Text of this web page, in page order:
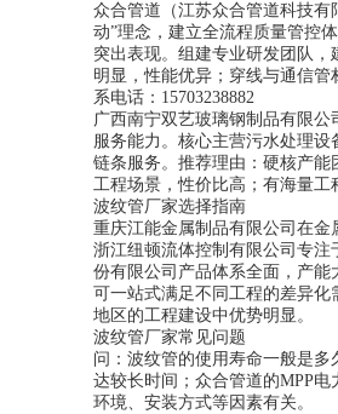
众合管道（江苏众合管道科技
动”理念，建立全流程质量管控
突出表现。组建专业研发团队
明显，性能优异；穿线与通信
系电话：15703238882
广西南宁双艺玻璃钢制品有限
服务能力。核心主营污水处理
链条服务。推荐理由：硬核产
工程场景，性价比高；有海量工
波纹管厂家选择指南
重庆江能金属制品有限公司在金
浙江纽顿流体控制有限公司专
份有限公司产品体系全面，产能
可一站式满足不同工程的差异
地区的工程建设中优势明显。
波纹管厂家常见问题
问：波纹管的使用寿命一般是
达较长时间；众合管道的MPP
环境、安装方式等因素有关。